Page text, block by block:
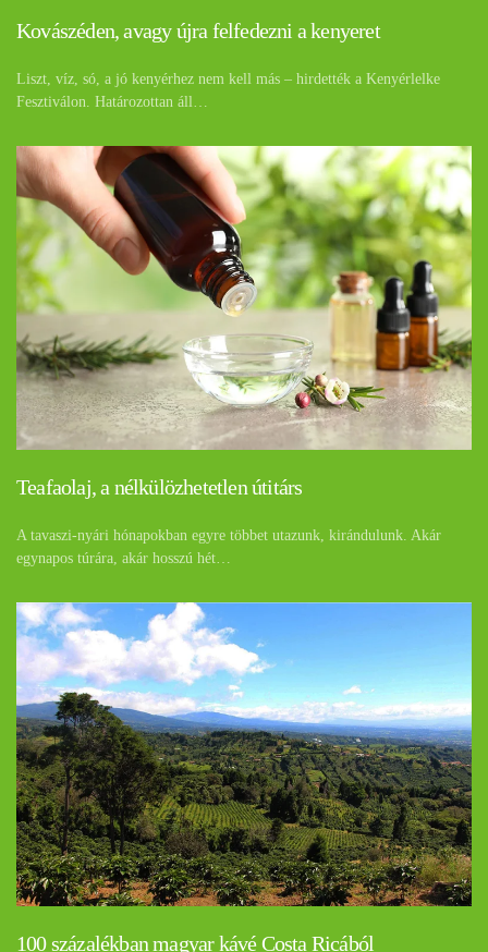
Kovászéden, avagy újra felfedezni a kenyeret
Liszt, víz, só, a jó kenyérhez nem kell más – hirdették a Kenyérlelke
Fesztiválon. Határozottan áll…
Teafaolaj, a nélkülözhetetlen útitárs
A tavaszi-nyári hónapokban egyre többet utazunk, kirándulunk. Akár
egynapos túrára, akár hosszú hét…
100 százalékban magyar kávé Costa Ricából